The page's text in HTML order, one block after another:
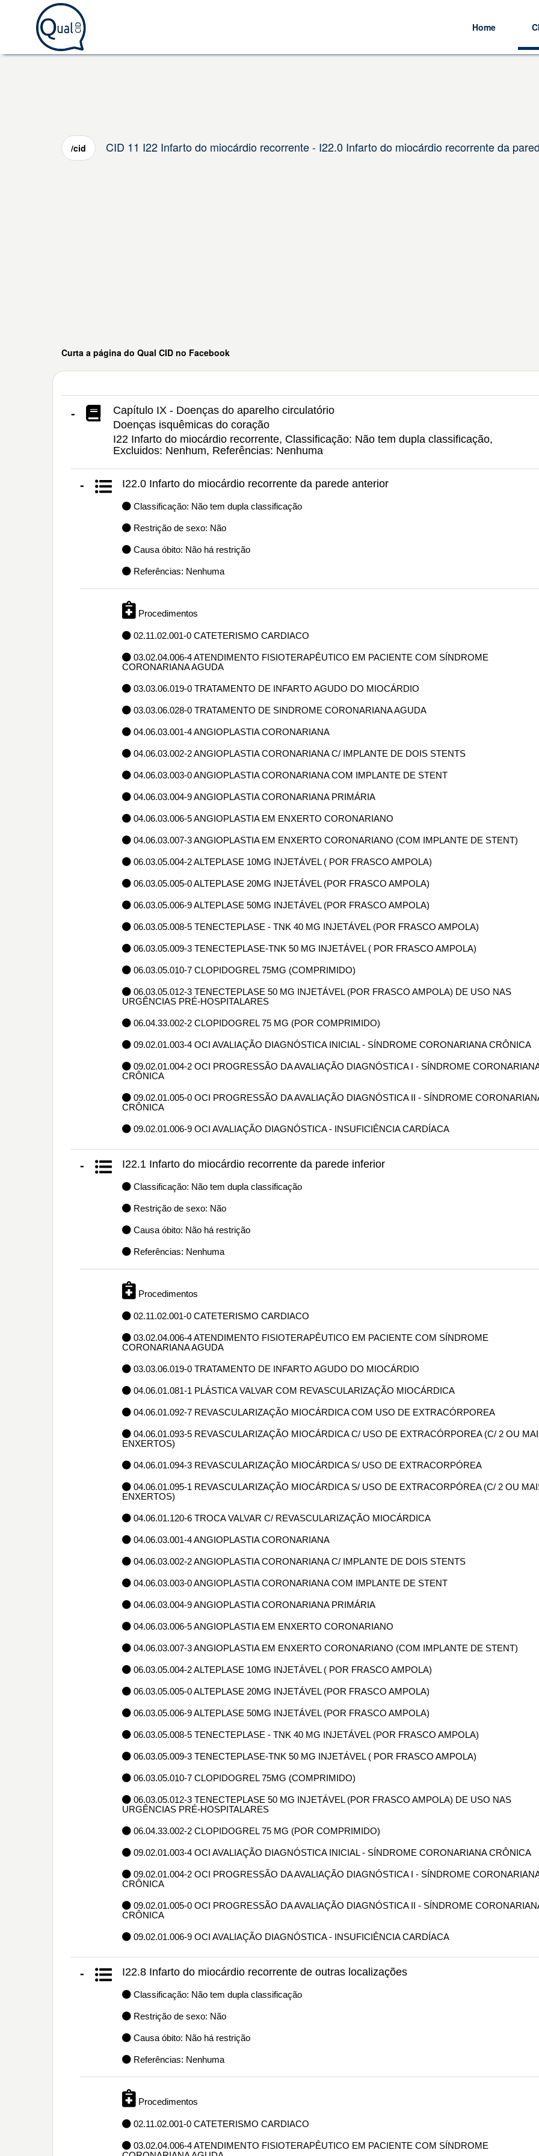
Home
/cid CID 11 I22 Infarto do miocárdio recorrente - I22.0 Infarto do miocárdio recorrente da
Curta a página do Qual CID no Facebook
-
Capítulo IX - Doenças do aparelho circulatório
Doenças isquêmicas do coração
I22 Infarto do miocárdio recorrente, Classificação: Não tem dupla classificação,
Excluidos: Nenhum, Referências: Nenhuma
- I22.0 Infarto do miocárdio recorrente da parede anterior
Classificação: Não tem dupla classificação
Restrição de sexo: Não
Causa óbito: Não há restrição
Referências: Nenhuma
Procedimentos
02.11.02.001-0 CATETERISMO CARDIACO
03.02.04.006-4 ATENDIMENTO FISIOTERAPÊUTICO EM PACIENTE COM SÍNDROME
CORONARIANA AGUDA
03.03.06.019-0 TRATAMENTO DE INFARTO AGUDO DO MIOCÁRDIO
03.03.06.028-0 TRATAMENTO DE SINDROME CORONARIANA AGUDA
04.06.03.001-4 ANGIOPLASTIA CORONARIANA
04.06.03.002-2 ANGIOPLASTIA CORONARIANA C/ IMPLANTE DE DOIS STENTS
04.06.03.003-0 ANGIOPLASTIA CORONARIANA COM IMPLANTE DE STENT
04.06.03.004-9 ANGIOPLASTIA CORONARIANA PRIMÁRIA
04.06.03.006-5 ANGIOPLASTIA EM ENXERTO CORONARIANO
04.06.03.007-3 ANGIOPLASTIA EM ENXERTO CORONARIANO (COM IMPLANTE DE STENT)
06.03.05.004-2 ALTEPLASE 10MG INJETÁVEL ( POR FRASCO AMPOLA)
06.03.05.005-0 ALTEPLASE 20MG INJETÁVEL (POR FRASCO AMPOLA)
06.03.05.006-9 ALTEPLASE 50MG INJETÁVEL (POR FRASCO AMPOLA)
06.03.05.008-5 TENECTEPLASE - TNK 40 MG INJETÁVEL (POR FRASCO AMPOLA)
06.03.05.009-3 TENECTEPLASE-TNK 50 MG INJETÁVEL ( POR FRASCO AMPOLA)
06.03.05.010-7 CLOPIDOGREL 75MG (COMPRIMIDO)
06.03.05.012-3 TENECTEPLASE 50 MG INJETÁVEL (POR FRASCO AMPOLA) DE USO NAS
URGÊNCIAS PRÉ-HOSPITALARES
06.04.33.002-2 CLOPIDOGREL 75 MG (POR COMPRIMIDO)
09.02.01.003-4 OCI AVALIAÇÃO DIAGNÓSTICA INICIAL - SÍNDROME CORONARIANA CRÔNICA
09.02.01.004-2 OCI PROGRESSÃO DA AVALIAÇÃO DIAGNÓSTICA I - SÍNDROME
CRÔNICA
09.02.01.005-0 OCI PROGRESSÃO DA AVALIAÇÃO DIAGNÓSTICA II - SÍNDROME
CRÔNICA
09.02.01.006-9 OCI AVALIAÇÃO DIAGNÓSTICA - INSUFICIÊNCIA CARDÍACA
- I22.1 Infarto do miocárdio recorrente da parede inferior
Classificação: Não tem dupla classificação
Restrição de sexo: Não
Causa óbito: Não há restrição
Referências: Nenhuma
Procedimentos
02.11.02.001-0 CATETERISMO CARDIACO
03.02.04.006-4 ATENDIMENTO FISIOTERAPÊUTICO EM PACIENTE COM SÍNDROME
CORONARIANA AGUDA
03.03.06.019-0 TRATAMENTO DE INFARTO AGUDO DO MIOCÁRDIO
04.06.01.081-1 PLÁSTICA VALVAR COM REVASCULARIZAÇÃO MIOCÁRDICA
04.06.01.092-7 REVASCULARIZAÇÃO MIOCÁRDICA COM USO DE EXTRACÓRPOREA
04.06.01.093-5 REVASCULARIZAÇÃO MIOCÁRDICA C/ USO DE EXTRACÓRPOREA (C/ 2 OU
ENXERTOS)
04.06.01.094-3 REVASCULARIZAÇÃO MIOCÁRDICA S/ USO DE EXTRACORPÓREA
04.06.01.095-1 REVASCULARIZAÇÃO MIOCÁRDICA S/ USO DE EXTRACORPÓREA (C/ 2 OU
ENXERTOS)
04.06.01.120-6 TROCA VALVAR C/ REVASCULARIZAÇÃO MIOCÁRDICA
04.06.03.001-4 ANGIOPLASTIA CORONARIANA
04.06.03.002-2 ANGIOPLASTIA CORONARIANA C/ IMPLANTE DE DOIS STENTS
04.06.03.003-0 ANGIOPLASTIA CORONARIANA COM IMPLANTE DE STENT
04.06.03.004-9 ANGIOPLASTIA CORONARIANA PRIMÁRIA
04.06.03.006-5 ANGIOPLASTIA EM ENXERTO CORONARIANO
04.06.03.007-3 ANGIOPLASTIA EM ENXERTO CORONARIANO (COM IMPLANTE DE STENT)
06.03.05.004-2 ALTEPLASE 10MG INJETÁVEL ( POR FRASCO AMPOLA)
06.03.05.005-0 ALTEPLASE 20MG INJETÁVEL (POR FRASCO AMPOLA)
06.03.05.006-9 ALTEPLASE 50MG INJETÁVEL (POR FRASCO AMPOLA)
06.03.05.008-5 TENECTEPLASE - TNK 40 MG INJETÁVEL (POR FRASCO AMPOLA)
06.03.05.009-3 TENECTEPLASE-TNK 50 MG INJETÁVEL ( POR FRASCO AMPOLA)
06.03.05.010-7 CLOPIDOGREL 75MG (COMPRIMIDO)
06.03.05.012-3 TENECTEPLASE 50 MG INJETÁVEL (POR FRASCO AMPOLA) DE USO NAS
URGÊNCIAS PRÉ-HOSPITALARES
06.04.33.002-2 CLOPIDOGREL 75 MG (POR COMPRIMIDO)
09.02.01.003-4 OCI AVALIAÇÃO DIAGNÓSTICA INICIAL - SÍNDROME CORONARIANA CRÔNICA
09.02.01.004-2 OCI PROGRESSÃO DA AVALIAÇÃO DIAGNÓSTICA I - SÍNDROME
CRÔNICA
09.02.01.005-0 OCI PROGRESSÃO DA AVALIAÇÃO DIAGNÓSTICA II - SÍNDROME
CRÔNICA
09.02.01.006-9 OCI AVALIAÇÃO DIAGNÓSTICA - INSUFICIÊNCIA CARDÍACA
- I22.8 Infarto do miocárdio recorrente de outras localizações
Classificação: Não tem dupla classificação
Restrição de sexo: Não
Causa óbito: Não há restrição
Referências: Nenhuma
Procedimentos
02.11.02.001-0 CATETERISMO CARDIACO
03.02.04.006-4 ATENDIMENTO FISIOTERAPÊUTICO EM PACIENTE COM SÍNDROME